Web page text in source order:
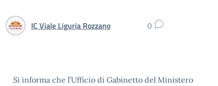
IC Viale Liguria Rozzano 0
Si informa che l’Ufficio di Gabinetto del Ministero